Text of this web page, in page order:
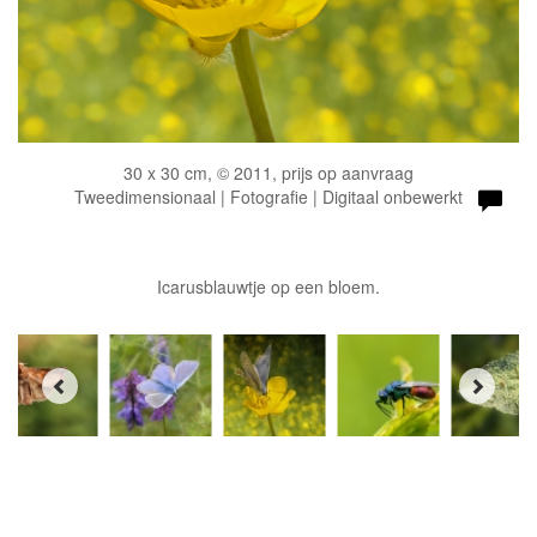
30 x 30 cm, © 2011, prijs op aanvraag
Tweedimensionaal | Fotografie | Digitaal onbewerkt
Icarusblauwtje op een bloem.